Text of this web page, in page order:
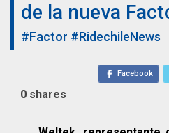
de la nueva
#Factor #RidechileNews
Facebook
0 shares